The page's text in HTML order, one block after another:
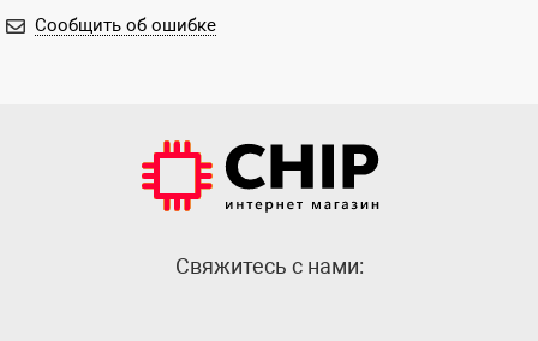
Сообщить об ошибке
Cвяжитесь с нами: